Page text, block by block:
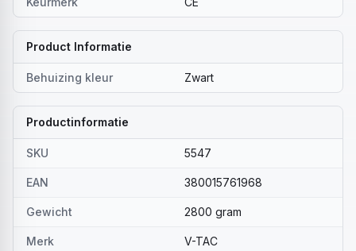
Product Informatie
Behuizing kleur Zwart
Productinformatie
SKU 5547
EAN 380015761968
Gewicht 2800 gram
Merk V-TAC